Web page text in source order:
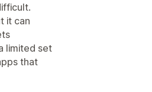
it can
limited set
that